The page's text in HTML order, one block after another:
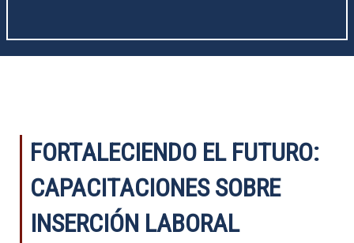
FORTALECIENDO EL FUTURO:
CAPACITACIONES SOBRE
INSERCIÓN LABORAL